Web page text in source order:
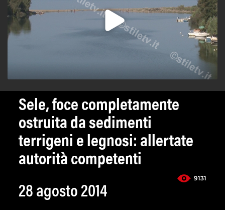
Sele, foce completamente
ostruita da sedimenti
terrigeni e legnosi: allertate
autorità competenti
9131
28 agosto 2014